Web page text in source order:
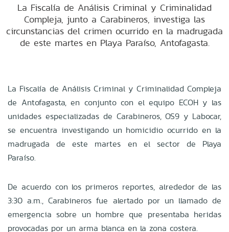
La Fiscalía de Análisis Criminal y Criminalidad
Compleja, junto a Carabineros, investiga las
circunstancias del crimen ocurrido en la madrugada
de este martes en Playa Paraíso, Antofagasta.
La Fiscalía de Análisis Criminal y Criminalidad Compleja
de Antofagasta, en conjunto con el equipo ECOH y las
unidades especializadas de Carabineros, OS9 y Labocar,
se encuentra investigando un homicidio ocurrido en la
madrugada de este martes en el sector de Playa
Paraíso.
De acuerdo con los primeros reportes, alrededor de las
3:30 a.m., Carabineros fue alertado por un llamado de
emergencia sobre un hombre que presentaba heridas
provocadas por un arma blanca en la zona costera.